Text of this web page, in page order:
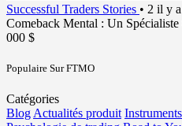
Successful Traders Stories • 2 il y
Comeback Mental : Un
000 $
Populaire Sur FTMO
Catégories
Blog Actualités produit